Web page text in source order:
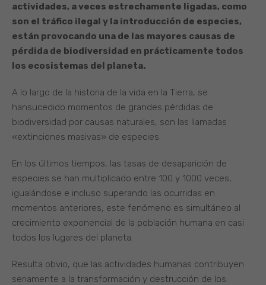
actividades, a veces estrechamente ligadas, como
son el tráfico ilegal y la introducción de especies,
están provocando una de las mayores causas de
pérdida de biodiversidad en prácticamente todos
los ecosistemas del planeta.
A lo largo de la historia de la vida en la Tierra, se
hansucedido momentos de grandes pérdidas de
biodiversidad por causas naturales, son las llamadas
«extinciones masivas» de especies.
En los últimos tiempos, las tasas de desaparición de
especies se han multiplicado entre 100 y 1000 veces,
igualándose e incluso superando las ocurridas en
momentos anteriores, este fenómeno es simultáneo al
crecimiento exponencial de la población humana en casi
todos los lugares del planeta.
Resulta obvio, que las actividades humanas contribuyen
seriamente a la transformación y destrucción de los